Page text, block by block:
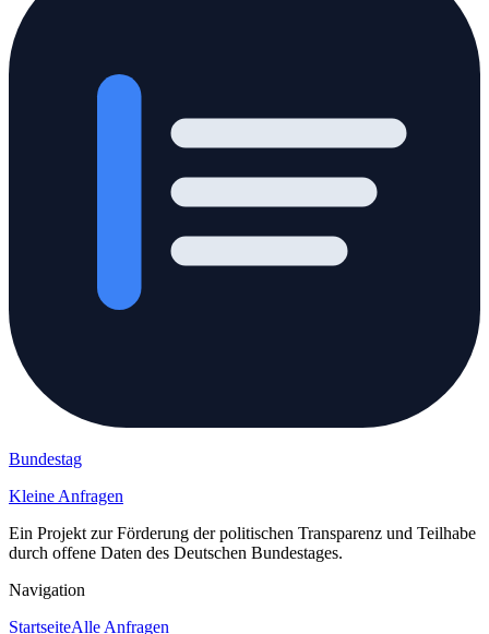
Bundestag
Kleine Anfragen
Ein Projekt zur Förderung der politischen Transparenz und Teilhabe
durch offene Daten des Deutschen Bundestages.
Navigation
StartseiteAlle Anfragen